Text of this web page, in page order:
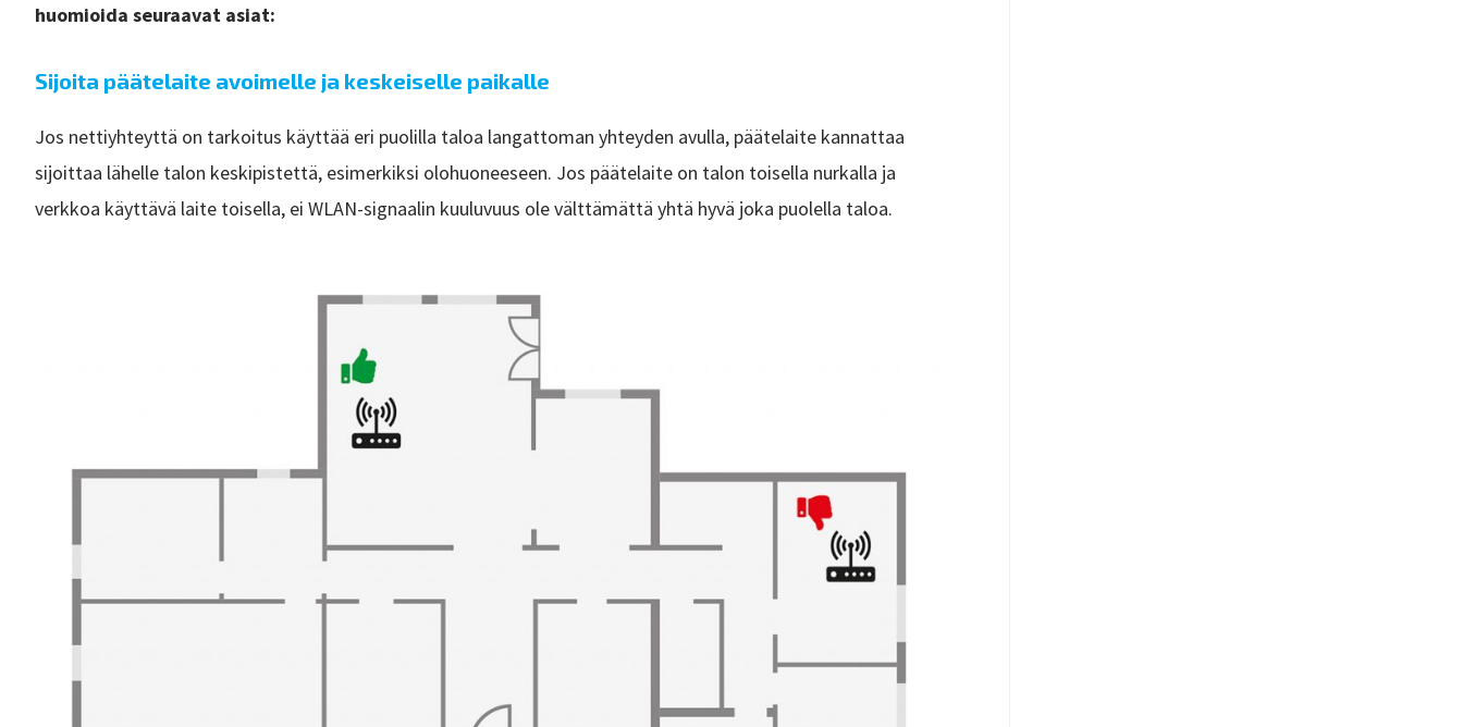
huomioida seuraavat asiat:
Sijoita päätelaite avoimelle ja keskeiselle paikalle
Jos nettiyhteyttä on tarkoitus käyttää eri puolilla taloa langattoman yhteyden avulla, päätelaite kannattaa
sijoittaa lähelle talon keskipistettä, esimerkiksi olohuoneeseen. Jos päätelaite on talon toisella nurkalla ja
verkkoa käyttävä laite toisella, ei WLAN-signaalin kuuluvuus ole välttämättä yhtä hyvä joka puolella taloa.